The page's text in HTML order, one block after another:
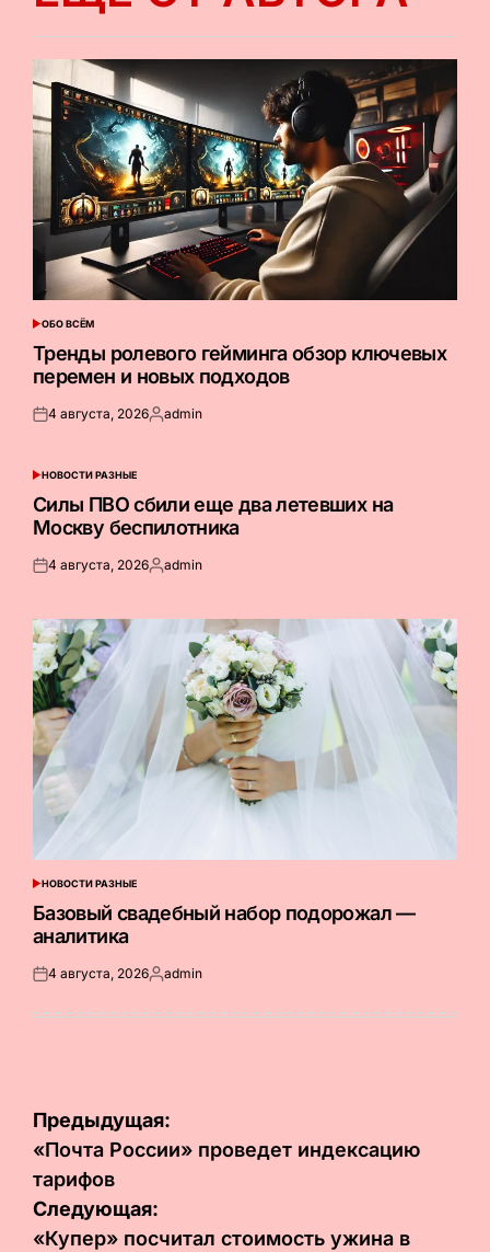
ОПУБЛИКОВАНО
В
ОБО ВСЁМ
Тренды ролевого гейминга обзор ключевых
перемен и новых подходов
Опубликовано
4 августа, 2026Запись
admin
ОПУБЛИКОВАНО
В
НОВОСТИ РАЗНЫЕ
Силы ПВО сбили еще два летевших на
Москву беспилотника
Опубликовано
4 августа, 2026Запись
admin
ОПУБЛИКОВАНО
В
НОВОСТИ РАЗНЫЕ
Базовый свадебный набор подорожал —
аналитика
Опубликовано
4 августа, 2026Запись
admin
Навигация
по
записям
Предыдущая:
«Почта России» проведет индексацию
тарифов
Следующая:
«Купер» посчитал стоимость ужина в